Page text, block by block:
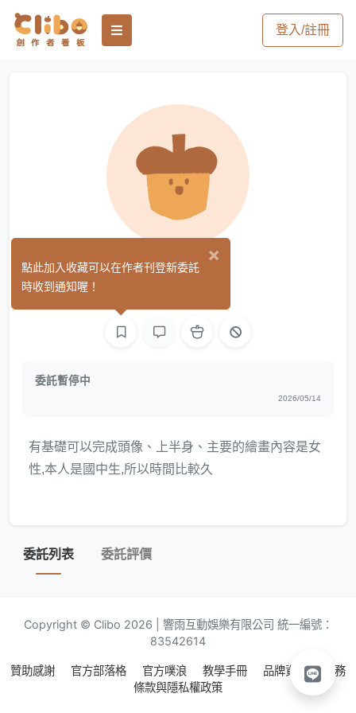
登入/註冊
紜 (0)
委託暫停中
2026/05/14
有基礎可以完成頭像、上半身、主要的繪畫內容是女
性,本人是國中生,所以時間比較久
委託列表 委託評價
Copyright © Clibo 2026 | 響雨互動娛樂有限公司 統一編號：
83542614
贊助感謝 官方部落格 官方噗浪 教學手冊 品牌資源
服務
條款與隱私權政策
×
點此加入收藏可以在作者刊登新委託
時收到通知喔！